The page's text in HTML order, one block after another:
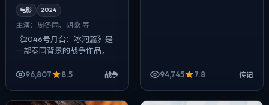
电影 2024
主演： 周冬雨、胡歌 等
《2046号月台：冰河篇》是
一部泰国背景的战争作品，
2024年公映，由文牧野执
导，周冬雨、胡歌、易烊千玺
96,807 8.5 战争 94,745 7.8 传记